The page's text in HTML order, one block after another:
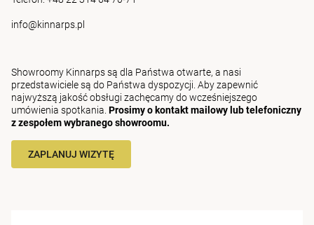
info@kinnarps.pl
Showroomy Kinnarps są dla Państwa otwarte, a nasi
przedstawiciele są do Państwa dyspozycji. Aby zapewnić
najwyższą jakość obsługi zachęcamy do wcześniejszego
umówienia spotkania. Prosimy o kontakt mailowy lub telefoniczny
z zespołem wybranego showroomu.
ZAPLANUJ WIZYTĘ